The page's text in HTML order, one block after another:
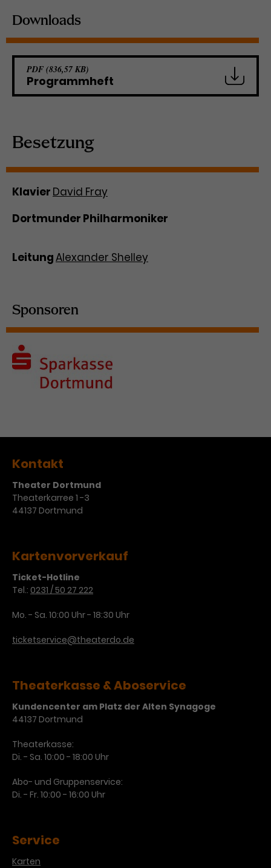
Downloads
PDF (836,57 KB)
Programmheft
Besetzung
Klavier David Fray
Dortmunder Philharmoniker
LeitungAlexander Shelley
Sponsoren
Kontakt
Theater Dortmund
Theaterkarree 1 -3
44137 Dortmund
Kartenvorverkauf
Ticket-Hotline
Tel.: 0231 / 50 27 222
Mo. - Sa. 10:00 Uhr - 18:30 Uhr
ticketservice@theaterdo.de
Theaterkasse & Aboservice
Kundencenter am Platz der Alten Synagoge
44137 Dortmund
Theaterkasse:
Di. - Sa. 10:00 - 18:00 Uhr
Abo- und Gruppenservice:
Di. - Fr. 10:00 - 16:00 Uhr
Service
Karten